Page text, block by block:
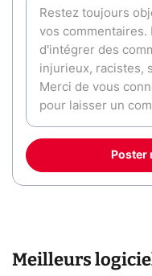
Poster
Meilleurs